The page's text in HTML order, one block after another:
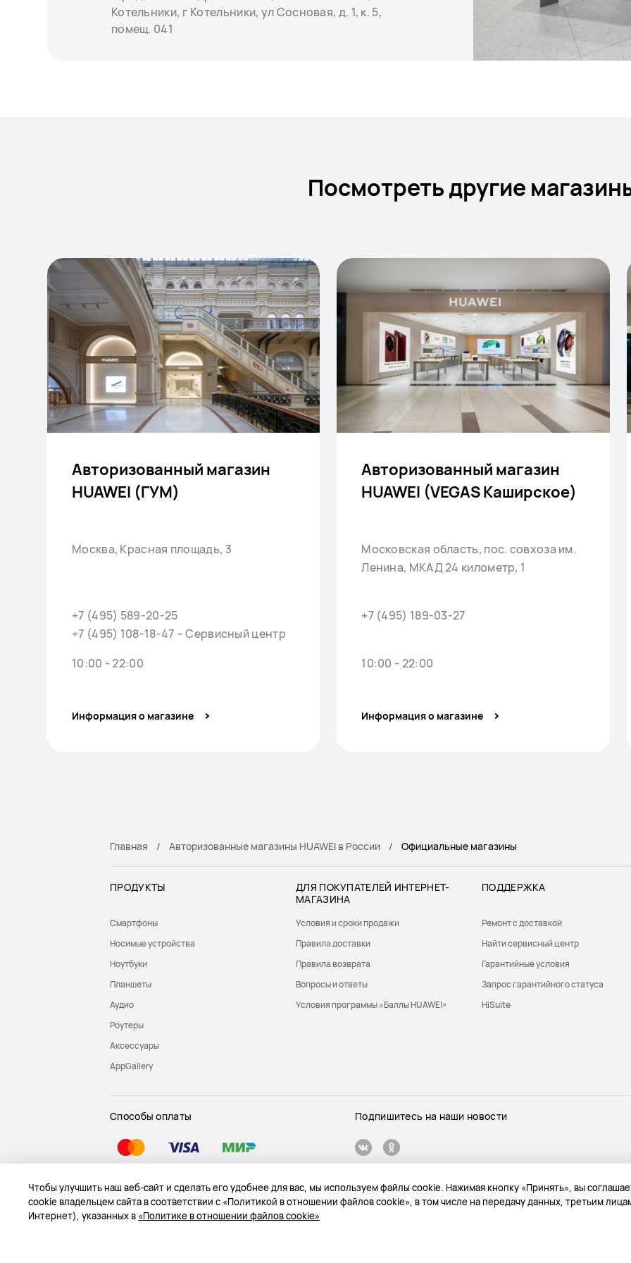
Чтобы улучшить наш веб-сайт и сделать его удобнее для вас, мы используем файлы cookie. Нажимая кнопку «Принять», вы
cookie владельцем сайта в соответствии с «Политикой в отношении файлов cookie», в том числе на передачу данных, третьим
Интернет), указанных в «Политике в отношении файлов cookie»
Котельники, г Котельники, ул Сосновая, д. 1, к. 5,
помещ. 041
Посмотреть другие
Авторизованный магазин
HUAWEI (ГУМ)
Москва, Красная площадь, 3
+7 (495) 589-20-25
+7 (495) 108-18-47 – Сервисный центр
10:00 - 22:00
Информация о магазине
Авторизованный магазин
HUAWEI (VEGAS Каширское)
Московская область, пос. совхоза им.
Ленина, МКАД 24 километр, 1
+7 (495) 189-03-27
10:00 - 22:00
Информация о магазине
Главная Авторизованные магазины HUAWEI в России Официальные магазины
ПРОДУКТЫ
Смартфоны
Носимые устройства
Ноутбуки
Планшеты
Аудио
Роутеры
Аксессуары
AppGallery
ДЛЯ ПОКУПАТЕЛЕЙ ИНТЕРНЕТ-
МАГАЗИНА
Условия и сроки продажи
Правила доставки
Правила возврата
Вопросы и ответы
Условия программы «Баллы HUAWEI»
ПОДДЕРЖКА
Ремонт с доставкой
Найти сервисный центр
Гарантийные условия
Запрос гарантийного статуса
HiSuite
Способы оплаты Подпишитесь на наши новости
© 2004-2026 «Техкомпания Хуавэй». Все права защищены.
Карта веб-сайта Условия использования веб-сайта Политика конфиденциальности Конфиденциальность